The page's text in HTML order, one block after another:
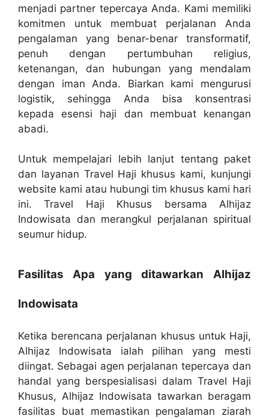
menjadi partner tepercaya Anda. Kami memiliki
komitmen untuk membuat perjalanan Anda
pengalaman yang benar-benar transformatif,
penuh dengan pertumbuhan religius,
ketenangan, dan hubungan yang mendalam
dengan iman Anda. Biarkan kami mengurusi
logistik, sehingga Anda bisa konsentrasi
kepada esensi haji dan membuat kenangan
abadi.
Untuk mempelajari lebih lanjut tentang paket
dan layanan Travel Haji khusus kami, kunjungi
website kami atau hubungi tim khusus kami hari
ini. Travel Haji Khusus bersama Alhijaz
Indowisata dan merangkul perjalanan spiritual
seumur hidup.
Fasilitas Apa yang ditawarkan Alhijaz
Indowisata
Ketika berencana perjalanan khusus untuk Haji,
Alhijaz Indowisata ialah pilihan yang mesti
diingat. Sebagai agen perjalanan tepercaya dan
handal yang berspesialisasi dalam Travel Haji
Khusus, Alhijaz Indowisata tawarkan beragam
fasilitas buat memastikan pengalaman ziarah